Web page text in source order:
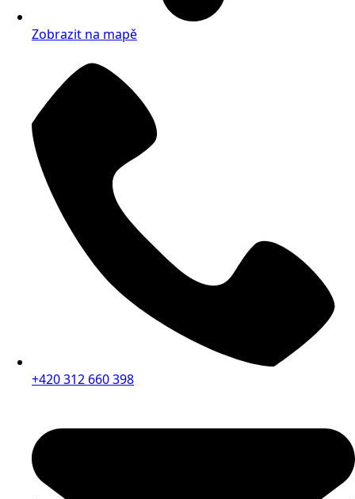
Zobrazit na mapě
+420 312 660 398